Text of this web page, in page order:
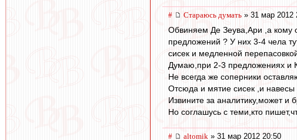
# Стараюсь думать » 31 мар 2012
Обвиняем Де Зеува,Ари ,а кому
предложений ? У них 3-4 чела
сисек и медленной
Думаю,при 2-3 предложениях и
Не всегда же соперники
Отсюда и мятие сисек ,и навесы
Извините за аналитику,может и
Но соглашусь с теми,кто
# altomik » 31 мар 2012 20:50